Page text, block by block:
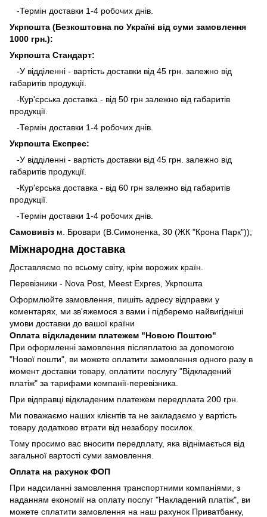
-Термін доставки 1-4 робочих днів.
Укрпошта (Безкоштовна по Україні від суми замовлення
1000 грн.):
Укрпошта Стандарт:
-У відділенні - вартість доставки від 45 грн. залежно від
габаритів продукції.
-Кур'єрська доставка - від 50 грн залежно від габаритів
продукції.
-Термін доставки 1-4 робочих днів.
Укрпошта Експрес:
-У відділенні - вартість доставки від 45 грн. залежно від
габаритів продукції.
-Кур'єрська доставка - від 60 грн залежно від габаритів
продукції.
-Термін доставки 1-4 робочих днів.
Самовивіз м. Бровари (В.Симоненка, 30 (ЖК "Крона Парк"));
Міжнародна доставка
Доставляємо по всьому світу, крім ворожих країн.
Перевізники - Nova Post, Meest Expres, Укрпошта
Оформлюйте замовлення, пишіть адресу відправки у
коментарях, ми зв'яжемося з вами і підберемо найвигідніші
умови доставки до вашої країни
Оплата відкладеним платежем "Новою Поштою"
При оформленні замовлення післяплатою за допомогою
"Нової пошти", ви можете оплатити замовлення одного разу в
момент доставки товару, оплатити послугу "Відкладений
платіж" за тарифами компанії-перевізника.
При відправці відкладеним платежем передплата 200 грн.
Ми поважаємо наших клієнтів та не закладаємо у вартість
товару додатково втрати від незабору посилок.
Тому просимо вас вносити передплату, яка віднімається від
загальної вартості суми замовлення.
Оплата на рахунок ФОП
При надсиланні замовлення транспортними компаніями, з
наданням економії на оплату послуг "Накладений платіж", ви
можете сплатити замовлення на наш рахунок Приватбанку,